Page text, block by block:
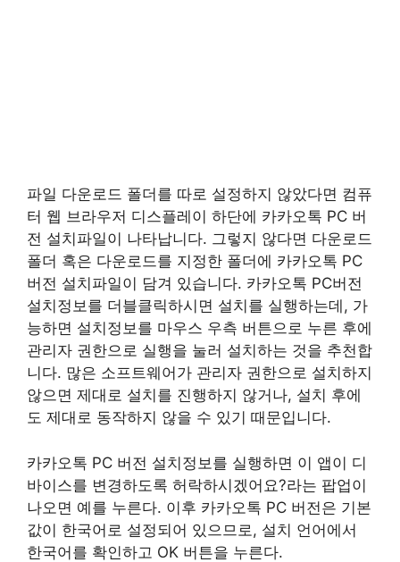
파일 다운로드 폴더를 따로 설정하지 않았다면 컴퓨
터 웹 브라우저 디스플레이 하단에 카카오톡 PC 버
전 설치파일이 나타납니다. 그렇지 않다면 다운로드
폴더 혹은 다운로드를 지정한 폴더에 카카오톡 PC
버전 설치파일이 담겨 있습니다. 카카오톡 PC버전
설치정보를 더블클릭하시면 설치를 실행하는데, 가
능하면 설치정보를 마우스 우측 버튼으로 누른 후에
관리자 권한으로 실행을 눌러 설치하는 것을 추천합
니다. 많은 소프트웨어가 관리자 권한으로 설치하지
않으면 제대로 설치를 진행하지 않거나, 설치 후에
도 제대로 동작하지 않을 수 있기 때문입니다.
카카오톡 PC 버전 설치정보를 실행하면 이 앱이 디
바이스를 변경하도록 허락하시겠어요?라는 팝업이
나오면 예를 누른다. 이후 카카오톡 PC 버전은 기본
값이 한국어로 설정되어 있으므로, 설치 언어에서
한국어를 확인하고 OK 버튼을 누른다.